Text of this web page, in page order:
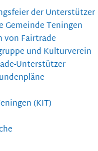
der Unterstützer
Gemeinde Teningen
von Fairtrade
und Kulturverein
Unterstützer
(KIT)